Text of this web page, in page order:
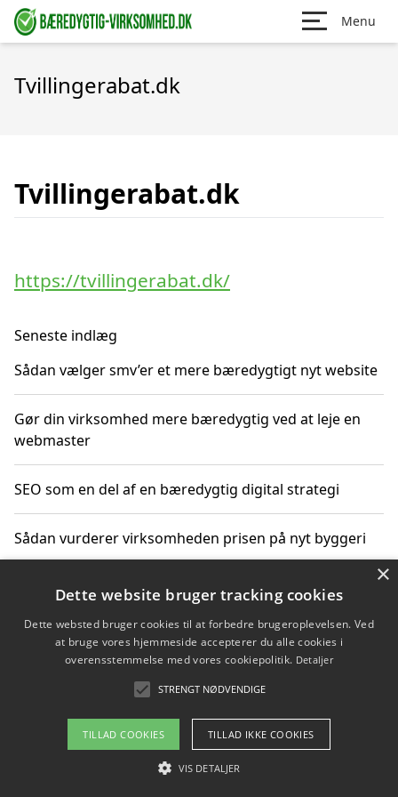
Menu
Tvillingerabat.dk
Tvillingerabat.dk
https://tvillingerabat.dk/
Seneste indlæg
Sådan vælger smv’er et mere bæredygtigt nyt website
Gør din virksomhed mere bæredygtig ved at leje en
webmaster
SEO som en del af en bæredygtig digital strategi
Sådan vurderer virksomheden prisen på nyt byggeri
Sådan får du hjælp til en hjemmeside uden binding
Copyright 2026 - Pilanto Aps
Om / kontakt
Blog Betingelser
×
Dette website bruger tracking cookies
Dette websted bruger cookies til at forbedre brugeroplevelsen. Ved
at bruge vores hjemmeside accepterer du alle cookies i
overensstemmelse med vores cookiepolitik. Detaljer
STRENGT NØDVENDIGE
TILLAD COOKIES TILLAD IKKE COOKIES
VIS DETALJER